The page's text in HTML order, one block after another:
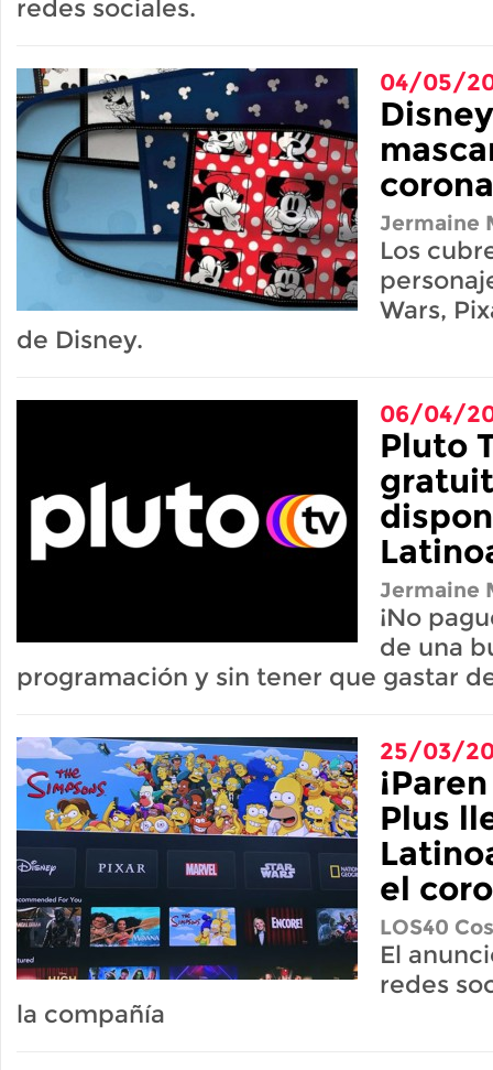
redes sociales.
04/05/
Jermaine
Los
Wars,
de Disney.
06/04/
Pluto
Jermaine
¡No
de una
programación y sin tener que gastar
25/03/
Plus
el
LOS40
El
redes
la compañía